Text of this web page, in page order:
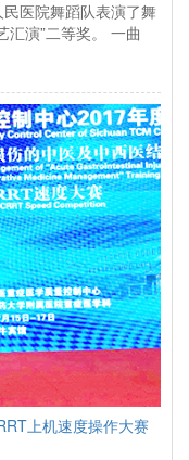
医院舞蹈队表演了舞
汇演”二等奖。 一曲
上机速度操作大赛